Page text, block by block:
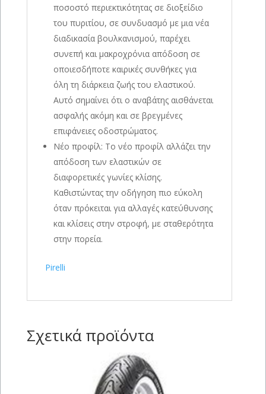
ποσοστό περιεκτικότητας σε διοξείδιο
του πυριτίου, σε συνδυασμό με μια νέα
διαδικασία βουλκανισμού, παρέχει
συνεπή και μακροχρόνια απόδοση σε
οποιεσδήποτε καιρικές συνθήκες για
όλη τη διάρκεια ζωής του ελαστικού.
Αυτό σημαίνει ότι ο αναβάτης αισθάνεται
ασφαλής ακόμη και σε βρεγμένες
επιφάνειες οδοστρώματος.
Νέο προφίλ: Το νέο προφίλ αλλάζει την
απόδοση των ελαστικών σε
διαφορετικές γωνίες κλίσης.
Καθιστώντας την οδήγηση πιο εύκολη
όταν πρόκειται για αλλαγές κατεύθυνσης
και κλίσεις στην στροφή, με σταθερότητα
στην πορεία.
Pirelli
Σχετικά προϊόντα